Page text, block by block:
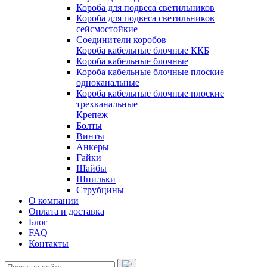
Короба для подвеса светильников
Короба для подвеса светильников
сейсмостойкие
Соединители коробов
Короба кабельные блочные ККБ
Короба кабельные блочные
Короба кабельные блочные плоские
одноканальные
Короба кабельные блочные плоские
трехканальные
Крепеж
Болты
Винты
Анкеры
Гайки
Шайбы
Шпильки
Струбцины
О компании
Оплата и доставка
Блог
FAQ
Контакты